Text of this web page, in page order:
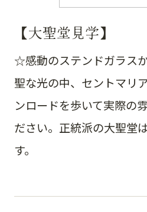
【大聖堂見学】
☆感動のステンドガラス
聖な光の中、セントマリ
ンロードを歩いて実際の
ださい。正統派の大聖堂
す。